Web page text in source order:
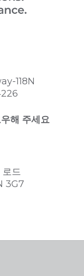
118N
해 주세요
드
3G7